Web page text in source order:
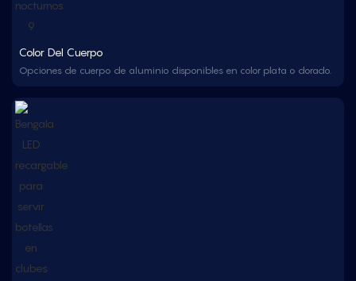
Color Del Cuerpo
Opciones de cuerpo de aluminio disponibles en color plata o dorado.